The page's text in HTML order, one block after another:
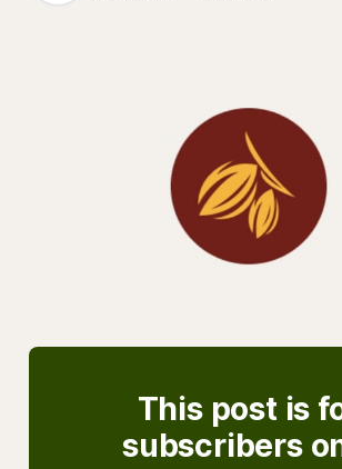
This post is
subscribers